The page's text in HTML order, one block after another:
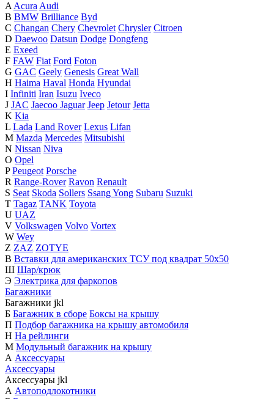
A Acura Audi
B BMW Brilliance Byd
C Changan Chery Chevrolet Chrysler Citroen
D Daewoo Datsun Dodge Dongfeng
E Exeed
F FAW Fiat Ford Foton
G GAC Geely Genesis Great Wall
H Haima Haval Honda Hyundai
I Infiniti Iran Isuzu Iveco
J JAC Jaecoo Jaguar Jeep Jetour Jetta
K Kia
L Lada Land Rover Lexus Lifan
M Mazda Mercedes Mitsubishi
N Nissan Niva
O Opel
P Peugeot Porsche
R Range-Rover Ravon Renault
S Seat Skoda Sollers Ssang Yong Subaru Suzuki
T Tagaz TANK Toyota
U UAZ
V Volkswagen Volvo Vortex
W Wey
Z ZAZ ZOTYE
В Вставки для американских ТСУ под квадрат 50х50
Ш Шар/крюк
Э Электрика для фаркопов
Багажники
Багажники jkl
Б Багажник в сборе Боксы на крышу
П Подбор багажника на крышу автомобиля
Н На рейлинги
М Модульный багажник на крышу
А Аксессуары
Аксессуары
Аксессуары jkl
А Автоподлокотники